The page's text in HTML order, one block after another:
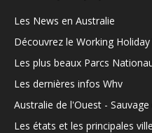
Les News en Australie
Découvrez le Working Holiday
Les plus beaux Parcs
Les dernières infos Whv
Australie de l'Ouest -
Les états et les principales